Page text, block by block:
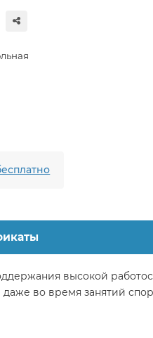
высокой
даже во время занятий